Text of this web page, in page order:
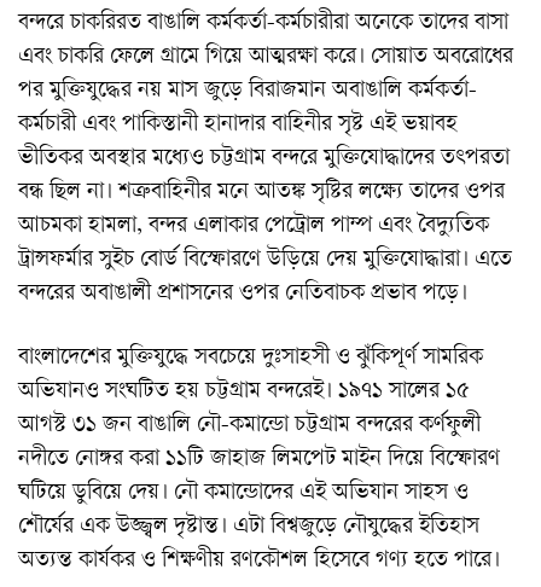
বন্দরে চাকরিরত বাঙালি কর্মকর্তা-কর্মচারীরা অনেকে তাদের বাসা
এবং চাকরি ফেলে গ্রামে গিয়ে আত্মরক্ষা করে। সোয়াত অবরোধের
পর মুক্তিযুদ্ধের নয় মাস জুড়ে বিরাজমান অবাঙালি কর্মকর্তা-
কর্মচারী এবং পাকিস্তানী হানাদার বাহিনীর সৃষ্ট এই ভয়াবহ
ভীতিকর অবস্থার মধ্যেও চট্টগ্রাম বন্দরে মুক্তিযোদ্ধাদের তৎপরতা
বন্ধ ছিল না। শত্রুবাহিনীর মনে আতঙ্ক সৃষ্টির লক্ষ্যে তাদের ওপর
আচমকা হামলা, বন্দর এলাকার পেট্রোল পাম্প এবং বৈদ্যুতিক
ট্রান্সফর্মার সুইচ বোর্ড বিস্ফোরণে উড়িয়ে দেয় মুক্তিযোদ্ধারা। এতে
বন্দরের অবাঙালী প্রশাসনের ওপর নেতিবাচক প্রভাব পড়ে।
বাংলাদেশের মুক্তিযুদ্ধে সবচেয়ে দুঃসাহসী ও ঝুঁকিপূর্ণ সামরিক
অভিযানও সংঘটিত হয় চট্টগ্রাম বন্দরেই। ১৯৭১ সালের ১৫
আগস্ট ৩১ জন বাঙালি নৌ-কমান্ডো চট্টগ্রাম বন্দরের কর্ণফুলী
নদীতে নোঙ্গর করা ১১টি জাহাজ লিমপেট মাইন দিয়ে বিস্ফোরণ
ঘটিয়ে ডুবিয়ে দেয়। নৌ কমান্ডোদের এই অভিযান সাহস ও
শৌর্যের এক উজ্জ্বল দৃষ্টান্ত। এটা বিশ্বজুড়ে নৌযুদ্ধের ইতিহাস
অত্যন্ত কার্যকর ও শিক্ষণীয় রণকৌশল হিসেবে গণ্য হতে পারে।